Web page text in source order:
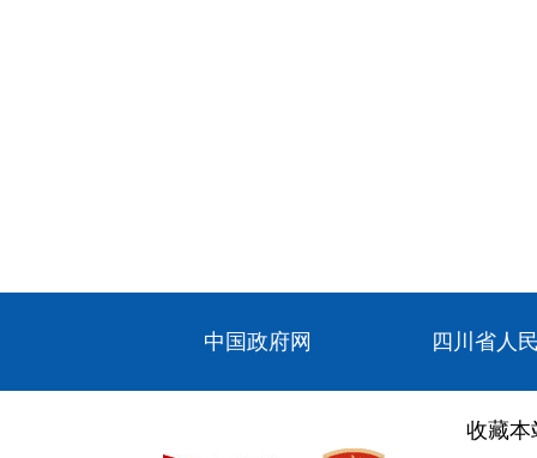
中国政府网 四川省人
收藏本